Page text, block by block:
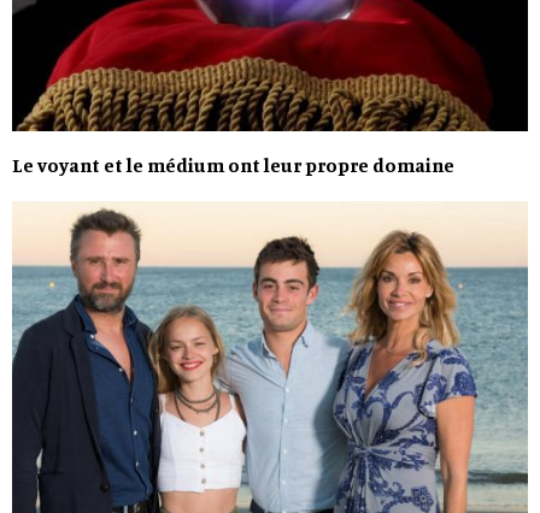
Le voyant et le médium ont leur propre domaine